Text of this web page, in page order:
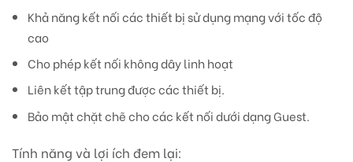
Khả năng kết nối các thiết bị sử dụng mạng với tốc độ
cao
Cho phép kết nối không dây linh hoạt
Liên kết tập trung được các thiết bị.
Bảo mật chặt chẽ cho các kết nối dưới dạng Guest.
Tính năng và lợi ích đem lại: